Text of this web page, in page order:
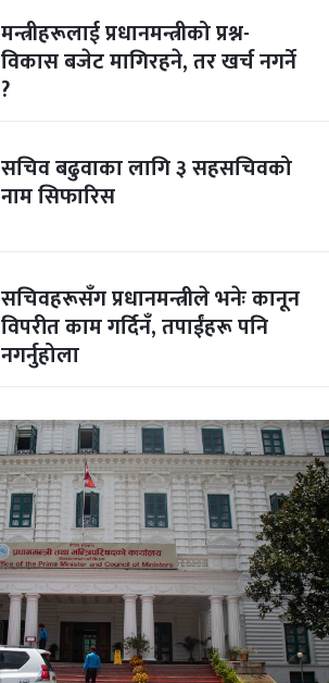
मन्त्रीहरूलाई प्रधानमन्त्रीको प्रश्न-
विकास बजेट मागिरहने, तर खर्च नगर्ने
?
सचिव बढुवाका लागि ३ सहसचिवको
नाम सिफारिस
सचिवहरूसँग प्रधानमन्त्रीले भनेः कानून
विपरीत काम गर्दिनँ, तपाईंहरू पनि
नगर्नुहोला